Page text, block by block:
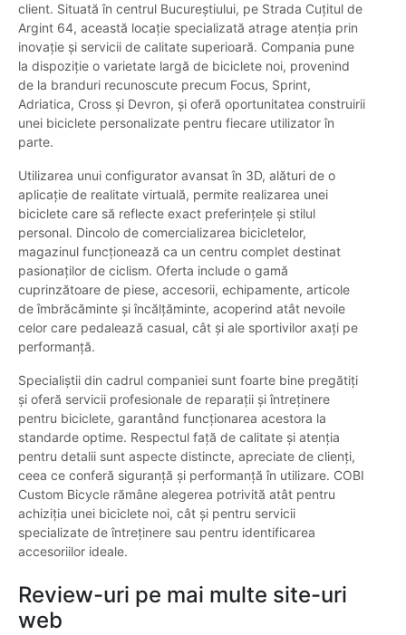
client. Situată în centrul Bucureștiului, pe Strada Cuțitul de
Argint 64, această locație specializată atrage atenția prin
inovație și servicii de calitate superioară. Compania pune
la dispoziție o varietate largă de biciclete noi, provenind
de la branduri recunoscute precum Focus, Sprint,
Adriatica, Cross și Devron, și oferă oportunitatea construirii
unei biciclete personalizate pentru fiecare utilizator în
parte.
Utilizarea unui configurator avansat în 3D, alături de o
aplicație de realitate virtuală, permite realizarea unei
biciclete care să reflecte exact preferințele și stilul
personal. Dincolo de comercializarea bicicletelor,
magazinul funcționează ca un centru complet destinat
pasionaților de ciclism. Oferta include o gamă
cuprinzătoare de piese, accesorii, echipamente, articole
de îmbrăcăminte și încălțăminte, acoperind atât nevoile
celor care pedalează casual, cât și ale sportivilor axați pe
performanță.
Specialiștii din cadrul companiei sunt foarte bine pregătiți
și oferă servicii profesionale de reparații și întreținere
pentru biciclete, garantând funcționarea acestora la
standarde optime. Respectul față de calitate și atenția
pentru detalii sunt aspecte distincte, apreciate de clienți,
ceea ce conferă siguranță și performanță în utilizare. COBI
Custom Bicycle rămâne alegerea potrivită atât pentru
achiziția unei biciclete noi, cât și pentru servicii
specializate de întreținere sau pentru identificarea
accesoriilor ideale.
Review-uri pe mai multe site-uri
web